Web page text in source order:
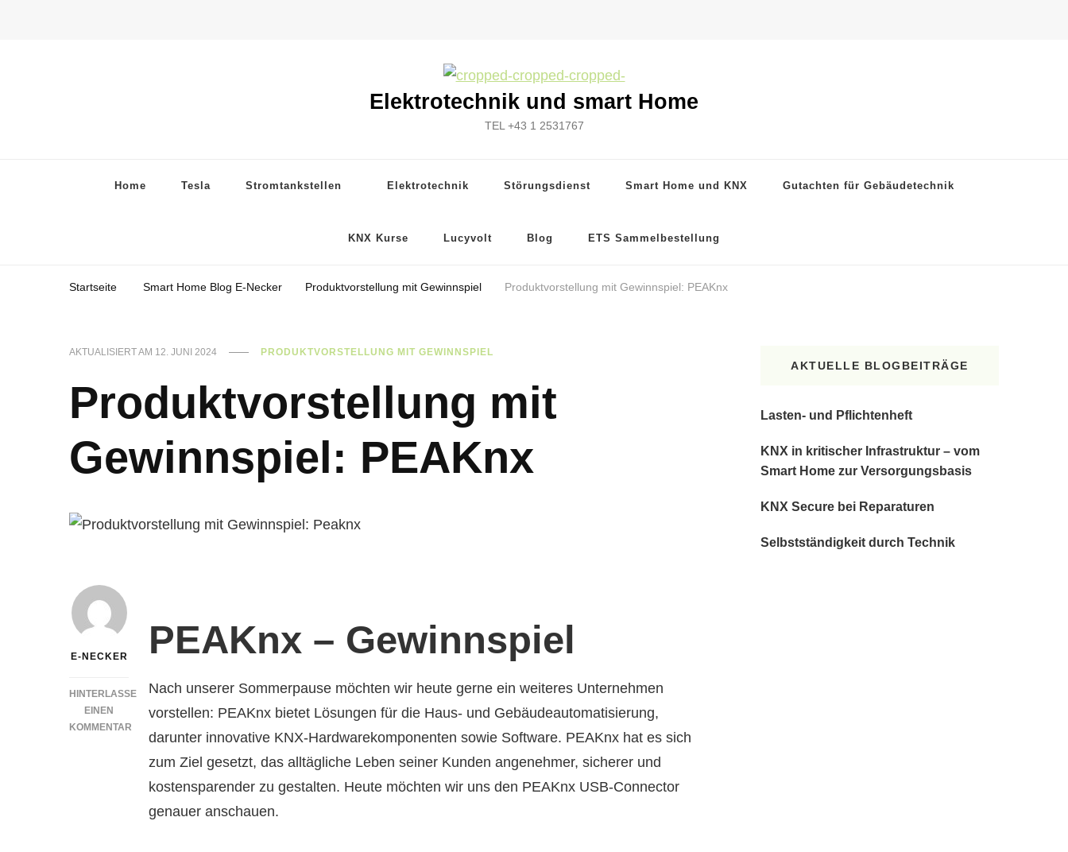
Elektrotechnik und smart Home
TEL +43 1 2531767
Home Tesla Stromtankstellen Elektrotechnik Störungsdienst Smart Home und KNX Gutachten für Gebäudetechnik
KNX Kurse Lucyvolt Blog ETS Sammelbestellung
Startseite Smart Home Blog E-Necker Produktvorstellung mit Gewinnspiel Produktvorstellung mit Gewinnspiel: PEAKnx
AKTUALISIERT AM 12. JUNI 2024 PRODUKTVORSTELLUNG MIT GEWINNSPIEL
Produktvorstellung mit
Gewinnspiel: PEAKnx
E-NECKER
HINTERLASSE
EINEN
KOMMENTAR
PRODUKTVORSTELLUNG
GEWINNSPIEL:
PEAKnx – Gewinnspiel
Nach unserer Sommerpause möchten wir heute gerne ein weiteres Unternehmen
vorstellen: PEAKnx bietet Lösungen für die Haus- und Gebäudeautomatisierung,
darunter innovative KNX-Hardwarekomponenten sowie Software. PEAKnx hat es sich
zum Ziel gesetzt, das alltägliche Leben seiner Kunden angenehmer, sicherer und
kostensparender zu gestalten. Heute möchten wir uns den PEAKnx USB-Connector
genauer anschauen.
AKTUELLE BLOGBEITRÄGE
Lasten- und Pflichtenheft
KNX in kritischer Infrastruktur – vom
Smart Home zur Versorgungsbasis
KNX Secure bei Reparaturen
Selbstständigkeit durch Technik